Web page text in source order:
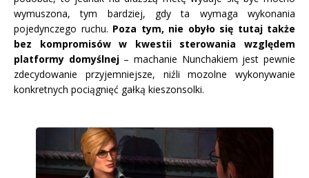
wymuszona, tym bardziej, gdy ta wymaga wykonania
pojedynczego ruchu. Poza tym, nie obyło się tutaj także
bez kompromisów w kwestii sterowania względem
platformy domyślnej– machanie Nunchakiem jest pewnie
zdecydowanie przyjemniejsze, niźli mozolne wykonywanie
konkretnych pociągnięć gałką kieszonsolki.